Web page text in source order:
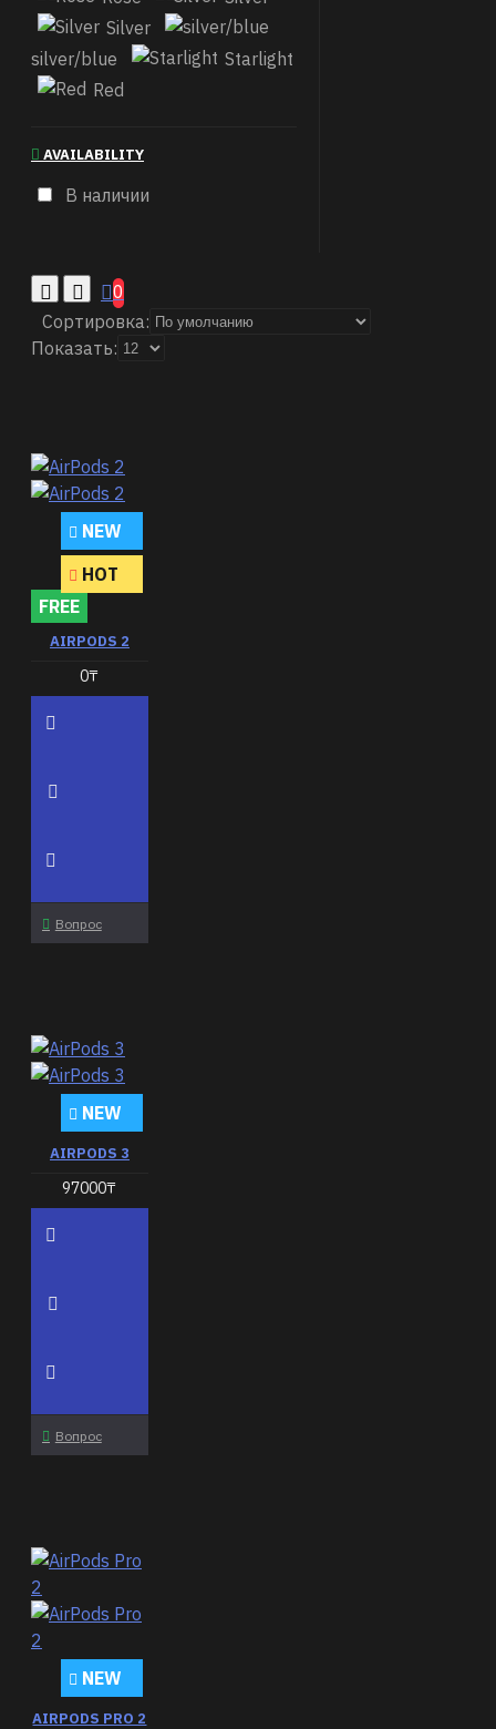
Silver
silver/blue
Starlight
Red
AVAILABILITY
В наличии
0
Сортировка:
Показать:
NEW
HOT
FREE
AIRPODS 2
0₸
Вопрос
NEW
AIRPODS 3
97000₸
Вопрос
NEW
AIRPODS PRO 2